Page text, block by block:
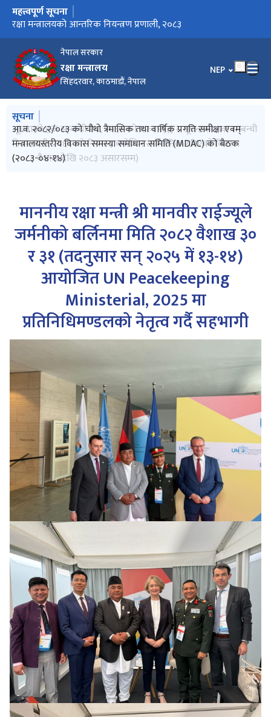
नेपाल सरकार
रक्षा मन्त्रालय
सिंहदरवार, काठमाडौं, नेपाल
भाषा चयन गर्नुहोस्
NEP
मुख्य नेभिगेसनमा जानुहोस्
महत्त्वपूर्ण सूचना
Invitation for Electronic Bids (MoD/2083-084-Bid-01)
रक्षा मन्त्रालयको आन्तरिक नियन्त्रण प्रणाली, २०८३
रक्षा मन्त्रालयको कार्यसम्पादन कार्यविधि, २०८२
मुख्य नेभिगेसनमा जानुहोस्
सूचना
Invitation for Electronic Bids (MoD/2083-084-Bid-01)
आ.व. २०८२/०८३ को चौथो त्रैमासिक तथा वार्षिक प्रगति समीक्षा एवम्
मन्त्रालयस्तरीय विकास समस्या समाधान समिति (MDAC) को बैठक
(२०८३-०४-१४)
सूचनाको हक सम्बन्धी ऐन, २०६४ को दफा ५(३) र सूचनाको हक सम्बन्धी
नियमावली, २०६५ को नियम ३ बमोजिम सार्वजनिक गरिएको विवरण
(२०८३ वैशाख देखि २०८३ असारसम्म)
मन्त्रालयबाट सम्पादित कार्यहरुको मासिक प्रगति विवरण (२०८३ असार)
मन्त्रालयबाट सम्पादित कार्यहरुको मासिक प्रगति विवरण (२०८३ जेठ)
माननीय रक्षा मन्त्री श्री मानवीर राईज्यूले
जर्मनीको बर्लिनमा मिति २०८२ वैशाख ३०
र ३१ (तदनुसार सन् २०२५ में १३-१४)
आयोजित UN Peacekeeping
Ministerial, 2025 मा
प्रतिनिधिमण्डलको नेतृत्व गर्दै सहभागी